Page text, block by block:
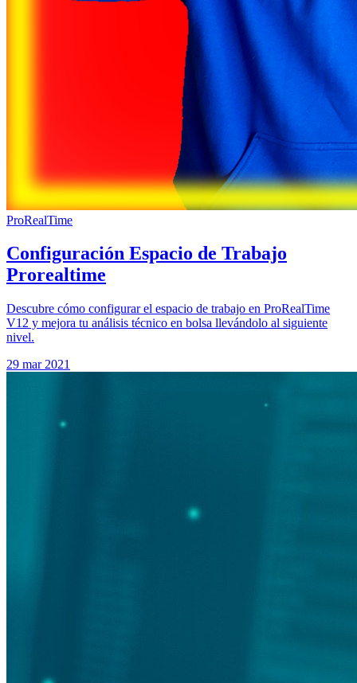
ProRealTime
Configuración Espacio de Trabajo
Prorealtime
Descubre cómo configurar el espacio de trabajo en ProRealTime
V12 y mejora tu análisis técnico en bolsa llevándolo al siguiente
nivel.
29 mar 2021